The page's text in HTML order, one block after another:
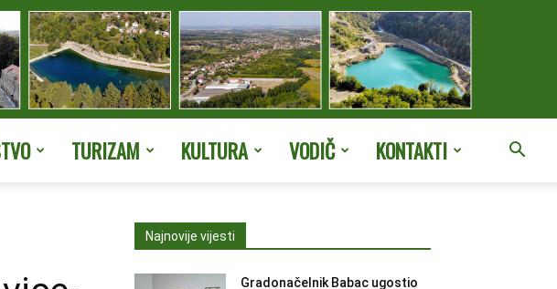
TURIZAM KULTURA VODIČ KONTAKTI
Najnovije vijesti
Gradonačelnik Babac ugostio